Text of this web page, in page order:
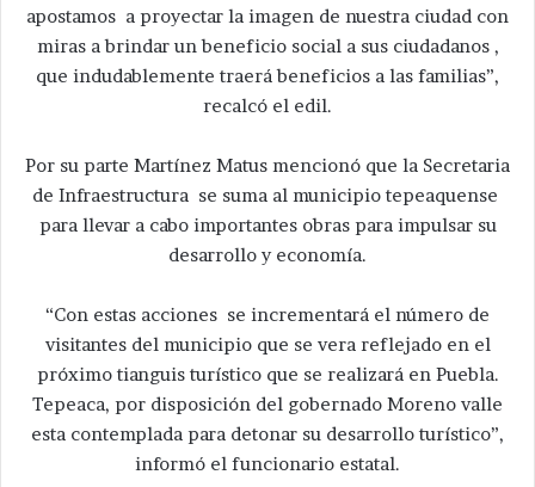
apostamos a proyectar la imagen de nuestra ciudad con
miras a brindar un beneficio social a sus ciudadanos ,
que indudablemente traerá beneficios a las familias”,
recalcó el edil.
Por su parte Martínez Matus mencionó que la Secretaria
de Infraestructura se suma al municipio tepeaquense
para llevar a cabo importantes obras para impulsar su
desarrollo y economía.
“Con estas acciones se incrementará el número de
visitantes del municipio que se vera reflejado en el
próximo tianguis turístico que se realizará en Puebla.
Tepeaca, por disposición del gobernado Moreno valle
esta contemplada para detonar su desarrollo turístico”,
informó el funcionario estatal.